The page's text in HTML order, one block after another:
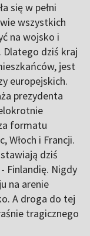
się w pełni
wszystkich
na wojsko i
Dlatego dziś kraj
jest
europejskich.
prezydenta
formatu
Włoch i Francji.
dziś
Finlandię. Nigdy
na arenie
A droga do tej
tragicznego